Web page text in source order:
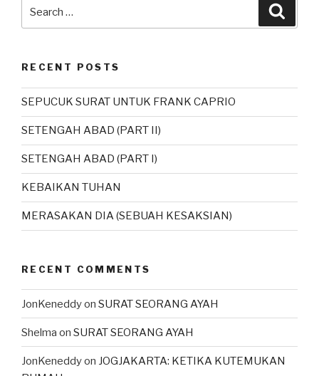
RECENT POSTS
SEPUCUK SURAT UNTUK FRANK CAPRIO
SETENGAH ABAD (PART II)
SETENGAH ABAD (PART I)
KEBAIKAN TUHAN
MERASAKAN DIA (SEBUAH KESAKSIAN)
RECENT COMMENTS
JonKeneddyon SURAT SEORANG AYAH
Shelma on SURAT SEORANG AYAH
JonKeneddyon JOGJAKARTA: KETIKA KUTEMUKAN